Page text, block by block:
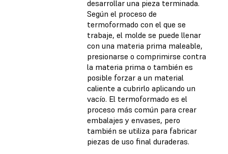
desarrollar una pieza terminada.
Según el proceso de
termoformado con el que se
trabaje, el molde se puede llenar
con una materia prima maleable,
presionarse o comprimirse contra
la materia prima o también es
posible forzar a un material
caliente a cubrirlo aplicando un
vacío. El termoformado es el
proceso más común para crear
embalajes y envases, pero
también se utiliza para fabricar
piezas de uso final duraderas.